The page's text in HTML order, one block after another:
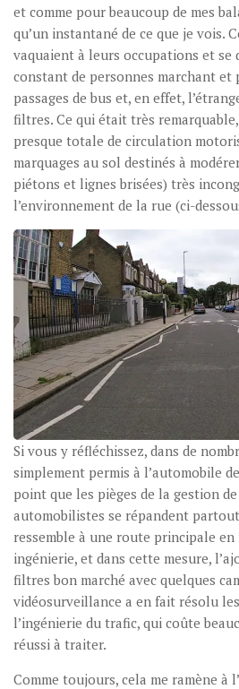
et comme pour beaucoup de mes
qu’un instantané de ce que je vois.
vaquaient à leurs occupations et se
constant de personnes marchant et
passages de bus et, en effet,
filtres. Ce qui était très remarquable,
presque totale de circulation
marquages au sol destinés à
piétons et lignes brisées) très
l’environnement de la rue (ci-
Si vous y réfléchissez, dans de
simplement permis à l’automobile
point que les pièges de la gestion
automobilistes se répandent
ressemble à une route principale
ingénierie, et dans cette mesure,
filtres bon marché avec quelques
vidéosurveillance a en fait résolu
l’ingénierie du trafic, qui coûte
réussi à traiter.
Comme toujours, cela me ramène à